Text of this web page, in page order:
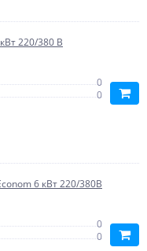
220/380 В
0
0
6 кВт 220/380В
0
0